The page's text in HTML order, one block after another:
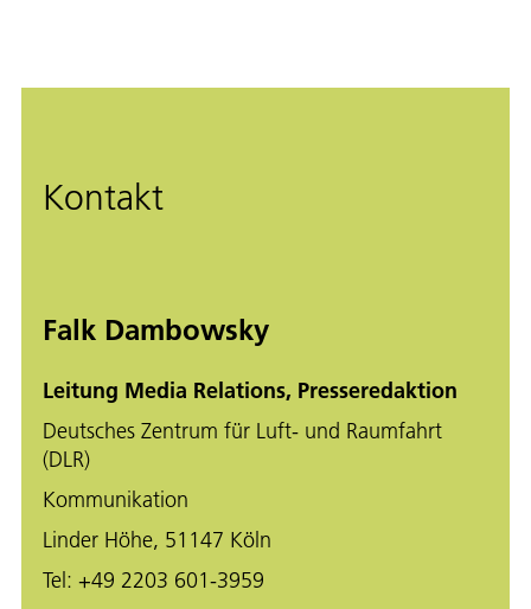
Kontakt
Falk Dambowsky
Leitung Media Relations, Presseredaktion
Deutsches Zentrum für Luft- und Raumfahrt
(DLR)
Kommunikation
Linder Höhe, 51147 Köln
Tel: +49 2203 601-3959